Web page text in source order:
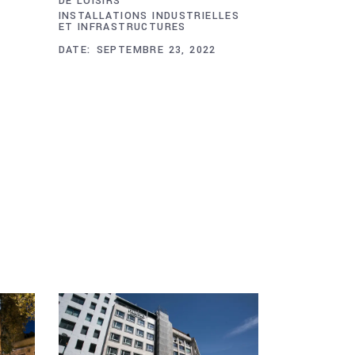
INSTALLATIONS INDUSTRIELLES
ET INFRASTRUCTURES
DATE: SEPTEMBRE 23, 2022